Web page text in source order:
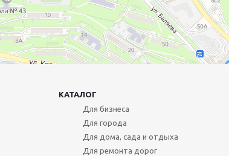
КАТАЛОГ
Для бизнеса
Для города
Для дома, сада и отдыха
Для ремонта дорог